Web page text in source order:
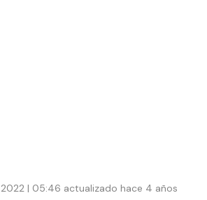
| 05:46 actualizado hace 4 años